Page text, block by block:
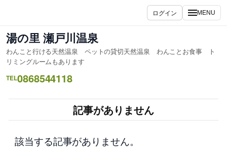
を
ス
キ
ッ
プ
ログイン MENU
湯の里 瀬戸川温泉
わんこと行ける天然温泉 ペットの貸切天然温泉 わんことお食事 ト
リミングルームもあります
TEL0868544118
記事がありません
該当する記事がありません。